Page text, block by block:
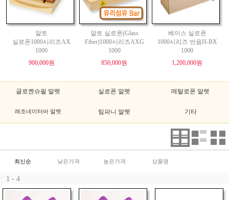
알토
실로폰1000시리즈AX
1000
900,000원
알토 실로폰(Glass
Fiber)1000시리즈AXG
1000
850,000원
베이스 실로폰
1000시리즈 반음H-BX
1000
1,200,000원
글로켄슈필 말렛 실로폰 말렛 메탈로폰 말렛
레조네이터바 말렛 팀파니 말렛 기타
최신순 낮은가격 높은가격 상품명
1 - 4